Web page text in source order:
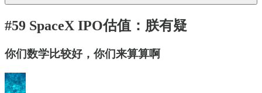
#59 SpaceX IPO估值：朕有疑
你们数学比较好，你们来算算啊